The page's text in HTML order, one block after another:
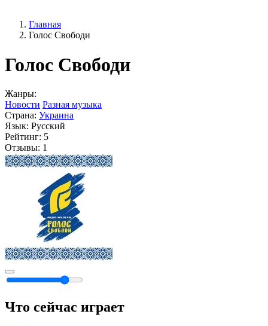
Главная
Голос Свободи
Голос Свободи
Жанры:
Новости Разная музыка
Страна: Украина
Язык: Русский
Рейтинг: 5
Отзывы: 1
Что сейчас играет